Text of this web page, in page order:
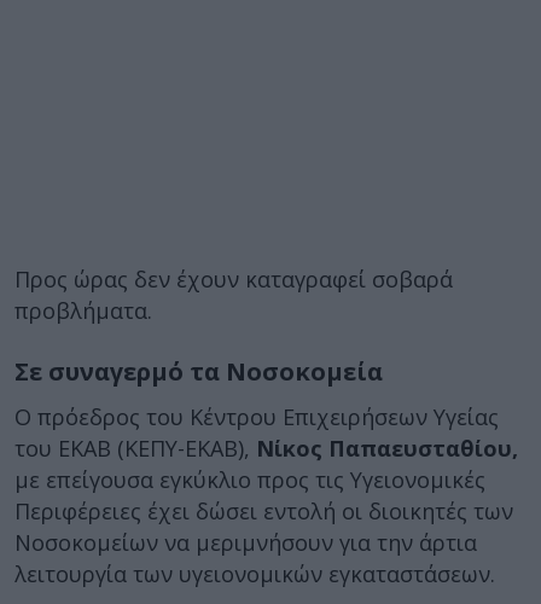
Προς ώρας δεν έχουν καταγραφεί σοβαρά
προβλήματα.
Σε συναγερμό τα Νοσοκομεία
Ο πρόεδρος του Κέντρου Επιχειρήσεων Υγείας
του ΕΚΑΒ (ΚΕΠΥ-ΕΚΑΒ), Νίκος Παπαευσταθίου,
με επείγουσα εγκύκλιο προς τις Υγειονομικές
Περιφέρειες έχει δώσει εντολή οι διοικητές των
Νοσοκομείων να μεριμνήσουν για την άρτια
λειτουργία των υγειονομικών εγκαταστάσεων.